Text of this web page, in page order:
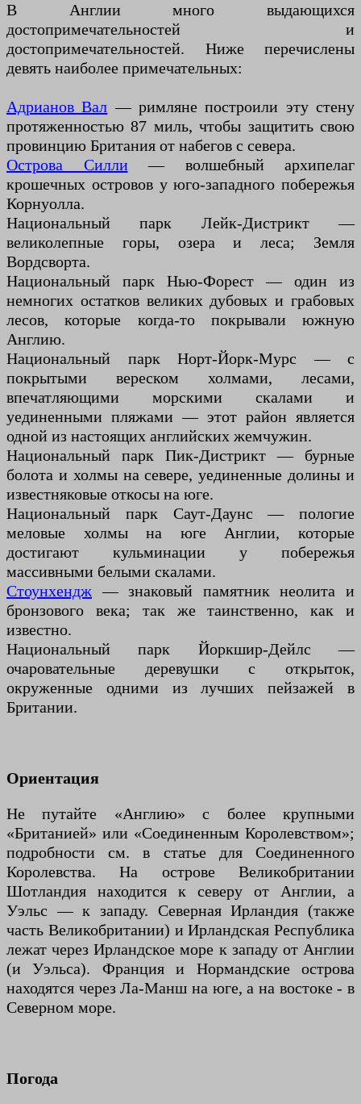
В Англии много выдающихся
достопримечательностей и
достопримечательностей. Ниже перечислены
девять наиболее примечательных:
Адрианов Вал — римляне построили эту стену
протяженностью 87 миль, чтобы защитить свою
провинцию Британия от набегов с севера.
Острова Силли — волшебный архипелаг
крошечных островов у юго-западного побережья
Корнуолла.
Национальный парк Лейк-Дистрикт —
великолепные горы, озера и леса; Земля
Вордсворта.
Национальный парк Нью-Форест — один из
немногих остатков великих дубовых и грабовых
лесов, которые когда-то покрывали южную
Англию.
Национальный парк Норт-Йорк-Мурс — с
покрытыми вереском холмами, лесами,
впечатляющими морскими скалами и
уединенными пляжами — этот район является
одной из настоящих английских жемчужин.
Национальный парк Пик-Дистрикт — бурные
болота и холмы на севере, уединенные долины и
известняковые откосы на юге.
Национальный парк Саут-Даунс — пологие
меловые холмы на юге Англии, которые
достигают кульминации у побережья
массивными белыми скалами.
Стоунхендж — знаковый памятник неолита и
бронзового века; так же таинственно, как и
известно.
Национальный парк Йоркшир-Дейлс —
очаровательные деревушки с открыток,
окруженные одними из лучших пейзажей в
Британии.
Ориентация
Не путайте «Англию» с более крупными
«Британией» или «Соединенным Королевством»;
подробности см. в статье для Соединенного
Королевства. На острове Великобритании
Шотландия находится к северу от Англии, а
Уэльс — к западу. Северная Ирландия (также
часть Великобритании) и Ирландская Республика
лежат через Ирландское море к западу от Англии
(и Уэльса). Франция и Нормандские острова
находятся через Ла-Манш на юге, а на востоке - в
Северном море.
Погода